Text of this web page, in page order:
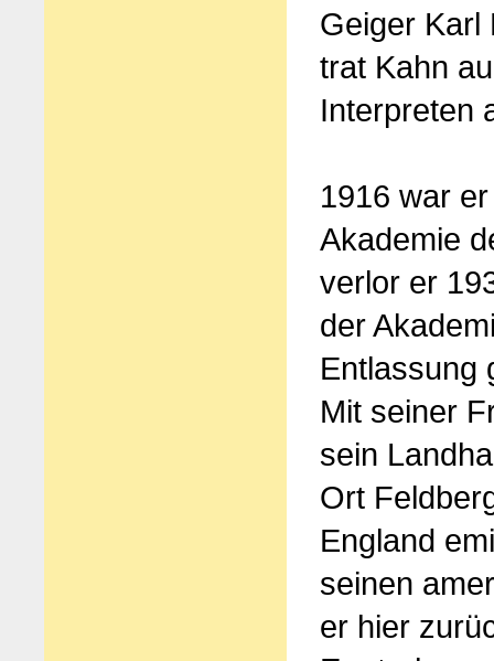
Geiger Karl
trat Kahn
Interpreten
1916 war
Akademie
verlor er
der
Entlassung
Mit seiner
sein
Ort
England
seinen
er hier